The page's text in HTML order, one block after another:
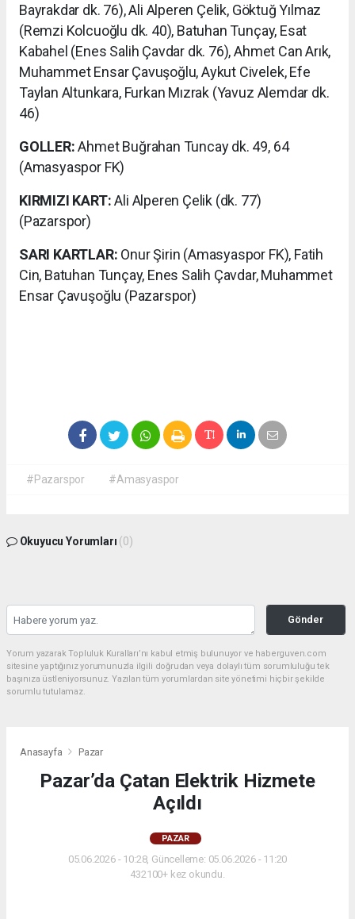
Bayrakdar dk. 76), Ali Alperen Çelik, Göktuğ Yılmaz
(Remzi Kolcuoğlu dk. 40), Batuhan Tunçay, Esat
Kabahel (Enes Salih Çavdar dk. 76), Ahmet Can Arık,
Muhammet Ensar Çavuşoğlu, Aykut Civelek, Efe
Taylan Altunkara, Furkan Mızrak (Yavuz Alemdar dk.
46)
GOLLER:Ahmet Buğrahan Tuncay dk. 49, 64
(Amasyaspor FK)
KIRMIZI KART:Ali Alperen Çelik (dk. 77)
(Pazarspor)
SARI KARTLAR: Onur Şirin (Amasyaspor FK), Fatih
Cin, Batuhan Tunçay, Enes Salih Çavdar, Muhammet
Ensar Çavuşoğlu (Pazarspor)
#Pazarspor #Amasyaspor
Okuyucu Yorumları (0)
Gönder
Yorum yazarak Topluluk Kuralları’nı kabul etmiş bulunuyor ve haberguven.com
sitesine yaptığınız yorumunuzla ilgili doğrudan veya dolaylı tüm sorumluluğu tek
başınıza üstleniyorsunuz. Yazılan tüm yorumlardan site yönetimi hiçbir şekilde
sorumlu tutulamaz.
Anasayfa Pazar
Pazar’da Çatan Elektrik Hizmete
Açıldı
PAZAR
05.06.2026 - 10:28, Güncelleme: 05.06.2026 - 11:20
432100+ kez okundu.